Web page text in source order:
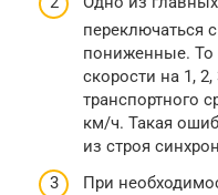
переключаться
пониженные. То
скорости на 1,
транспортного
км/ч. Такая
из строя
При